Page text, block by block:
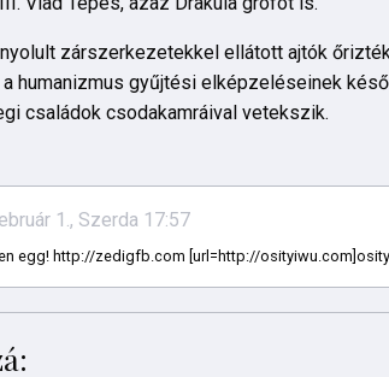
zárszerkezetekkel ellátott ajtók
humanizmus gyűjtési elképzeléseinek
családok csodakamráival vetekszik.
1., Szerda 17:57
egg! http://zedigfb.com [url=http://